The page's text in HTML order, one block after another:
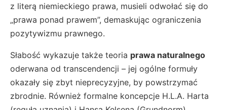
z literą niemieckiego prawa, musieli odwołać się do
„prawa ponad prawem”, demaskując ograniczenia
pozytywizmu prawnego.
Słabość wykazuje także teoria prawa naturalnego
oderwana od transcendencji – jej ogólne formuły
okazały się zbyt nieprecyzyjne, by powstrzymać
zbrodnie. Również formalne koncepcje H.L.A. Harta